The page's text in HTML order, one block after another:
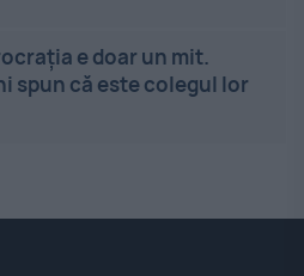
e doar un mit.
spun că este colegul lor